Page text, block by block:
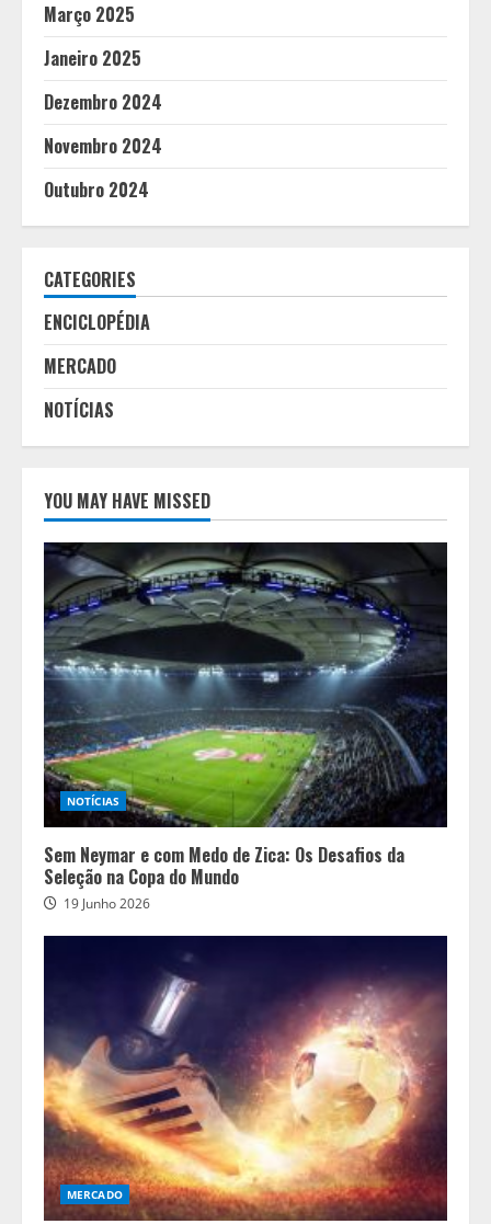
Março 2025
Janeiro 2025
Dezembro 2024
Novembro 2024
Outubro 2024
CATEGORIES
ENCICLOPÉDIA
MERCADO
NOTÍCIAS
YOU MAY HAVE MISSED
NOTÍCIAS
Sem Neymar e com Medo de Zica: Os Desafios da
Seleção na Copa do Mundo
19 Junho 2026
MERCADO